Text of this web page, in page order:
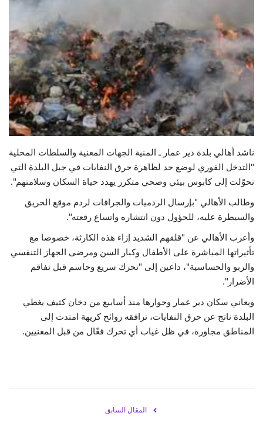
فيديو
حياة
ناشد أهالي بلدة دير عمار ـ المنية الجهات المعنية والسلطات المحلية
"التدخل الفوري لوضع حد لظاهرة حرق النفايات في جبل البلدة التي
تحوّلت إلى كابوس بيئي وصحي متكرر يهدد حياة السكان وسلامتهم".
وطالب الأهالي "بإرسال الردميات والجرافات لردم موقع الحريق
والسيطرة عليه، للحؤول دون انتشاره واتساع رقعته".
وأعرب الأهالي عن "قلقهم الشديد إزاء هذه الكارثة، خصوصا مع
تأثيراتها المباشرة على الأطفال وكبار السن ومرضى الجهاز التنفسي
والربو والحساسية"، داعين إلى "تحرك سريع وحاسم قبل تفاقم
الأضرار".
ويعاني سكان دير عمار وجوارها منذ أسابيع من دخان كثيف يغطي
البلدة ناتج عن حرق النفايات، ترافقه روائح كريهة امتدت إلى
المناطق مجاورة، في ظل غياب أي تحرك فعّال من قبل المعنيين.
المقال السابق